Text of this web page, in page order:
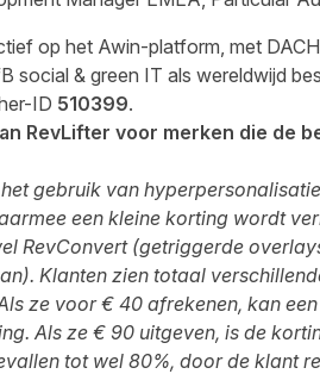
op het Awin-platform, met
social & green IT als wereldwijd
ID 510399.
RevLifter voor merken die de
gebruik van
een kleine korting wordt
RevConvert (getriggerde
Klanten zien totaal
ze voor € 40 afrekenen, kan
Als ze € 90 uitgeven, is de
tot wel 80%, door de klant